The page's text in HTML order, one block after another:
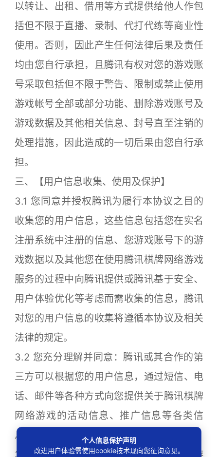
以转让、出租、借用等方式提供给他人作包
括但不限于直播、录制、代打代练等商业性
使用。否则，因此产生任何法律后果及责任
均由您自行承担，且腾讯有权对您的游戏账
号采取包括但不限于警告、限制或禁止使用
游戏帐号全部或部分功能、删除游戏账号及
游戏数据及其他相关信息、封号直至注销的
处理措施，因此造成的一切后果由您自行承
担。
三、【用户信息收集、使用及保护】
3.1 您同意并授权腾讯为履行本协议之目的
收集您的用户信息，这些信息包括您在实名
注册系统中注册的信息、您游戏账号下的游
戏数据以及其他您在使用腾讯棋牌网络游戏
服务的过程中向腾讯提供或腾讯基于安全、
用户体验优化等考虑而需收集的信息，腾讯
对您的用户信息的收集将遵循本协议及相关
法律的规定。
3.2 您充分理解并同意：腾讯或其合作的第
三方可以根据您的用户信息，通过短信、电
话、邮件等各种方式向您提供关于腾讯棋牌
网络游戏的活动信息、推广信息等各类信
息。
3.3 您理解并同意：为了更好地向您提供游
个人信息保护声明
改进用户体验需使用cookie技术现向您征询意见。